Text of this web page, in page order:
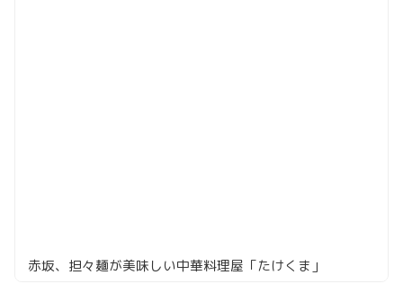
赤坂、担々麺が美味しい中華料理屋「たけくま」